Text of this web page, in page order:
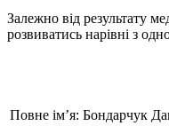
Залежно від результату
розвиватись нарівні з
Повне ім’я: Бондарчук